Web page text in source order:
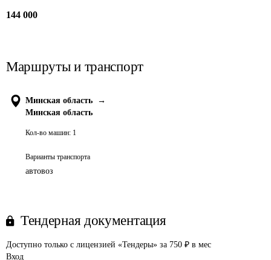
144 000
Маршруты и транспорт
Минская область
→
Минская область
Кол-во машин: 1
Варианты транспорта
автовоз
Тендерная документация
Доступно только с лицензией «Тендеры» за 750 ₽ в мес
Вход